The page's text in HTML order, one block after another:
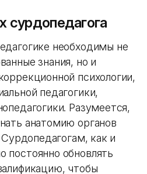
сурдопедагога
необходимы не
знания, но и
психологии,
педагогики,
Разумеется,
анатомию органов
как и
обновлять
чтобы